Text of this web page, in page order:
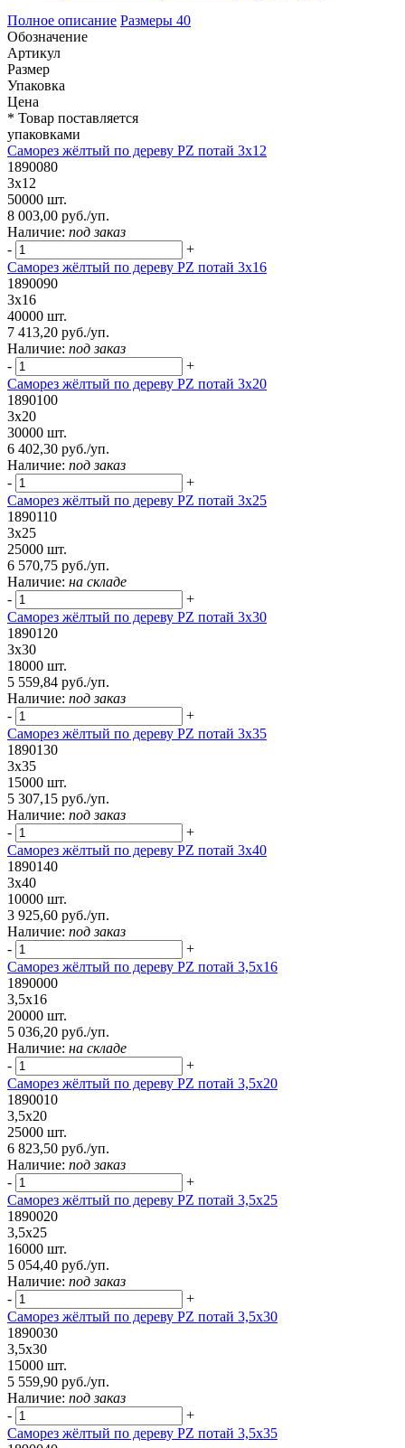
Полное описание Размеры 40
Обозначение
Артикул
Размер
Упаковка
Цена
* Товар поставляется
упаковками
Саморез жёлтый по дереву PZ потай 3х12
1890080
3х12
50000 шт.
8 003,00 руб./уп.
Наличие: под заказ
-
+
Саморез жёлтый по дереву PZ потай 3х16
1890090
3х16
40000 шт.
7 413,20 руб./уп.
Наличие: под заказ
-
+
Саморез жёлтый по дереву PZ потай 3х20
1890100
3х20
30000 шт.
6 402,30 руб./уп.
Наличие: под заказ
-
+
Саморез жёлтый по дереву PZ потай 3х25
1890110
3х25
25000 шт.
6 570,75 руб./уп.
Наличие: на складе
-
+
Саморез жёлтый по дереву PZ потай 3х30
1890120
3х30
18000 шт.
5 559,84 руб./уп.
Наличие: под заказ
-
+
Саморез жёлтый по дереву PZ потай 3х35
1890130
3х35
15000 шт.
5 307,15 руб./уп.
Наличие: под заказ
-
+
Саморез жёлтый по дереву PZ потай 3х40
1890140
3х40
10000 шт.
3 925,60 руб./уп.
Наличие: под заказ
-
+
Саморез жёлтый по дереву PZ потай 3,5х16
1890000
3,5х16
20000 шт.
5 036,20 руб./уп.
Наличие: на складе
-
+
Саморез жёлтый по дереву PZ потай 3,5х20
1890010
3,5х20
25000 шт.
6 823,50 руб./уп.
Наличие: под заказ
-
+
Саморез жёлтый по дереву PZ потай 3,5х25
1890020
3,5х25
16000 шт.
5 054,40 руб./уп.
Наличие: под заказ
-
+
Саморез жёлтый по дереву PZ потай 3,5х30
1890030
3,5х30
15000 шт.
5 559,90 руб./уп.
Наличие: под заказ
-
+
Саморез жёлтый по дереву PZ потай 3,5х35